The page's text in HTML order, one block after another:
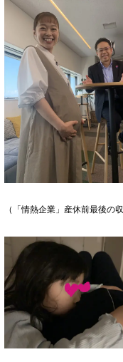
（「情熱企業」産休前最後の